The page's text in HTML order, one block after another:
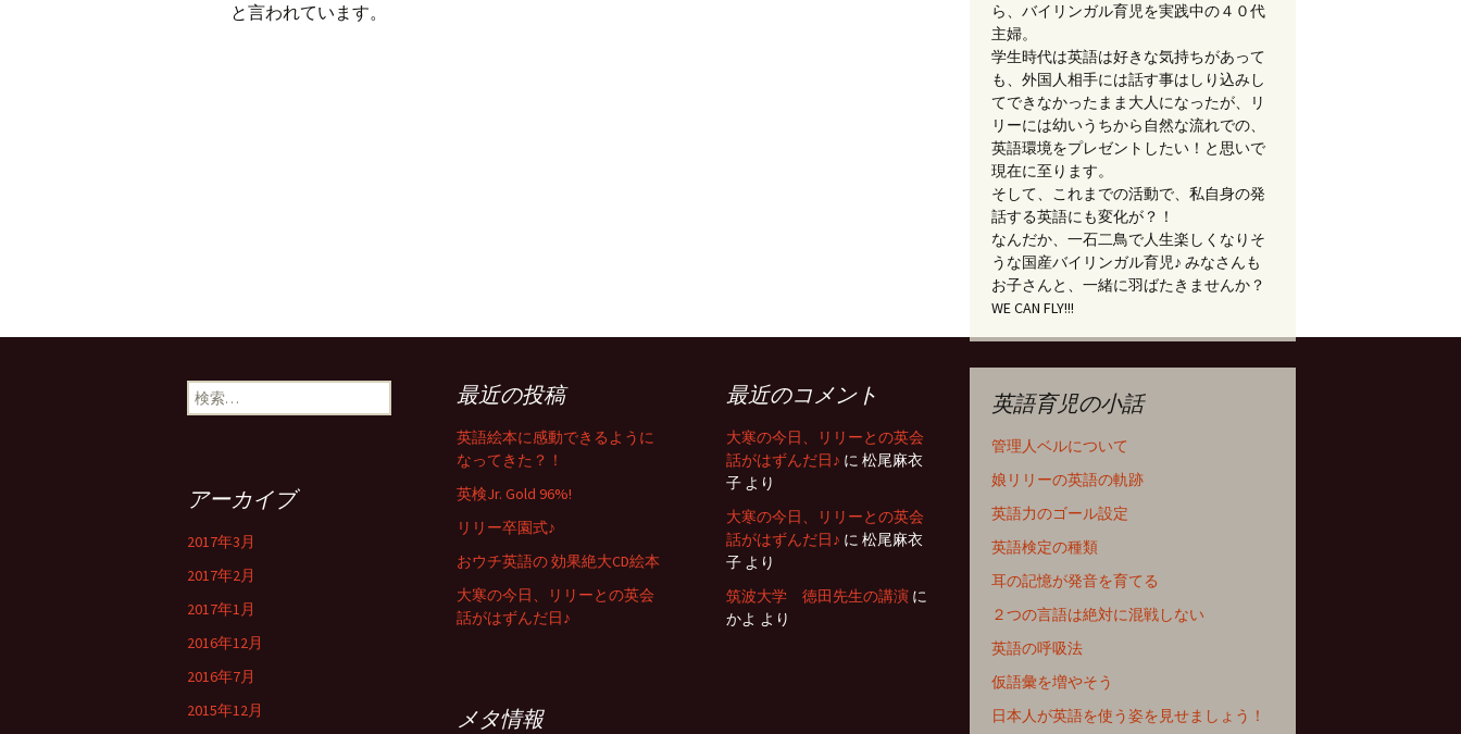
と言われています。
ら、バイリンガル育児を実践中の４０代
主婦。
学生時代は英語は好きな気持ちがあって
も、外国人相手には話す事はしり込みし
てできなかったまま大人になったが、リ
リーには幼いうちから自然な流れでの、
英語環境をプレゼントしたい！と思いで
現在に至ります。
そして、これまでの活動で、私自身の発
話する英語にも変化が？！
なんだか、一石二鳥で人生楽しくなりそ
うな国産バイリンガル育児♪ みなさんも
お子さんと、一緒に羽ばたきませんか？
WE CAN FLY!!!
英語育児の小話
管理人ベルについて
娘リリーの英語の軌跡
英語力のゴール設定
英語検定の種類
耳の記憶が発音を育てる
２つの言語は絶対に混戦しない
英語の呼吸法
仮語彙を増やそう
日本人が英語を使う姿を見せましょう！
検
索
最近の投稿
英語絵本に感動できるように
なってきた？！
英検Jr. Gold 96%!
リリー卒園式♪
おウチ英語の 効果絶大CD絵本
大寒の今日、リリーとの英会
話がはずんだ日♪
最近のコメント
大寒の今日、リリーとの英会
話がはずんだ日♪ に 松尾麻衣
子 より
大寒の今日、リリーとの英会
話がはずんだ日♪ に 松尾麻衣
子 より
筑波大学 徳田先生の講演 に
かよ より
アーカイブ
2017年3月
2017年2月
2017年1月
2016年12月
2016年7月
2015年12月
メタ情報